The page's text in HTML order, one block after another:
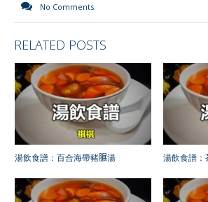
No Comments
RELATED POSTS
湯飲食譜：百合海帶豬𦟌湯 湯飲食譜：